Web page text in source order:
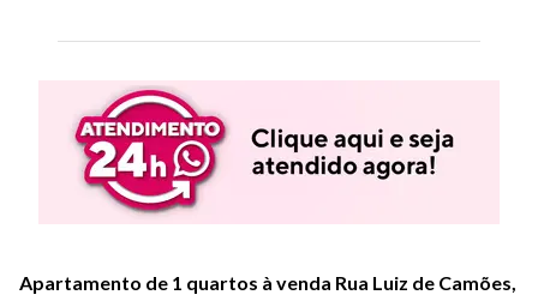
Apartamento de 1 quartos à venda Rua Luiz de Camões,